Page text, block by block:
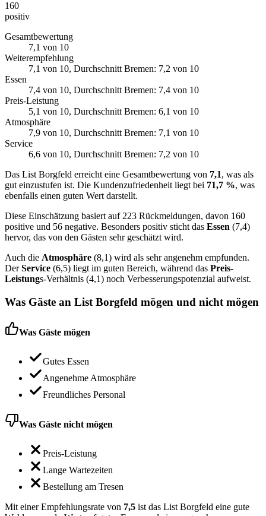
160
positiv
Gesamtbewertung
7,1 von 10
Weiterempfehlung
7,1 von 10, Durchschnitt Bremen: 7,2 von 10
Essen
7,4 von 10, Durchschnitt Bremen: 7,4 von 10
Preis-Leistung
5,1 von 10, Durchschnitt Bremen: 6,1 von 10
Atmosphäre
7,9 von 10, Durchschnitt Bremen: 7,1 von 10
Service
6,6 von 10, Durchschnitt Bremen: 7,2 von 10
Das List Borgfeld erreicht eine Gesamtbewertung von 7,1, was als
gut einzustufen ist. Die Kundenzufriedenheit liegt bei 71,7 %, was
ebenfalls einen guten Wert darstellt.
Diese Einschätzung basiert auf 223 Rückmeldungen, davon 160
positive und 56 negative. Besonders positiv sticht das Essen (7,4)
hervor, das von den Gästen sehr geschätzt wird.
Auch die Atmosphäre (8,1) wird als sehr angenehm empfunden.
DerService (6,5) liegt im guten Bereich, während das Preis-
Leistungs-Verhältnis (4,1) noch Verbesserungspotenzial aufweist.
Was Gäste an List Borgfeld mögen und nicht mögen
Was Gäste mögen
Gutes Essen
Angenehme Atmosphäre
Freundliches Personal
Was Gäste nicht mögen
Preis-Leistung
Lange Wartezeiten
Bestellung am Tresen
Mit einer Empfehlungsrate von 7,5 ist das List Borgfeld eine gute